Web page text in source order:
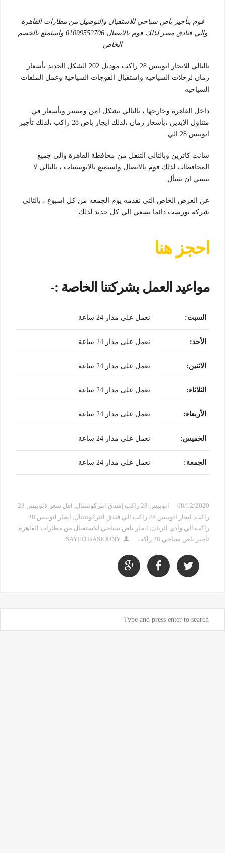
قوم بتأجير باص سياحي للاستقبال والتوصيل من مطارات القاهرة
والي فنادق مصر لذلك قوم بالاتصال 01099552706 واستمتع بالخصم
الخاص
بالتالي للايجار اتوبيس 28 راكب موديل 202 الشكل الجديد بأسعار
زمان لرحلات السياحيه واستقبال الفوجات السياحية وعمل الملفات
السياحيه
داخل القاهرة وخارجها ، بالتالي بشكل امن وميسر وبأسعار في
متناول الايدين ،بأسعار زمان ،لذلك ايجار باص 28 راكب ،لذلك تأجير
اتوبيس 28 الي
سانت كاترين وبالتالي التنقل من محافظة القاهرة والي جميع
المحافظات لذلك قوم بالاتصال واستمتع بالاتوبيسات ، بالتالي لا
تنسي ان تسأل
عن العرض الخاص التي نقدمه يوم الجمعه من كل اسبوع ، بالتالي
شركة تورست دائما تسعي الي كل جديد لذلك
احجز هنا
مواعيد العمل بشركتنا الخاصة :-
السبت: نعمل على مدار 24 ساعة
الأحد: نعمل على مدار 24 ساعة
الاثنين: نعمل على مدار 24 ساعة
الثلاثاء: نعمل على مدار 24 ساعة
الأربعاء: نعمل على مدار 24 ساعة
الخميس: نعمل على مدار 24 ساعة
الجمعة: نعمل على مدار 24 ساعة
08/12/2020 اتوبيس 28 راكب |فندق انتركوتتنتال ,
اقل سعر لاتوبيس 28
راكب, ايجار اتوبيس 28 راكب الي فندق انتركوتننتال ,
ايجار اتوبيس 28
راكب الي وادي الريان, ايجار باص سياحي للاستقبال من مطارات القاهرة,
تأجير باص سياحي 28 راكب
SAYED BASIOUNY